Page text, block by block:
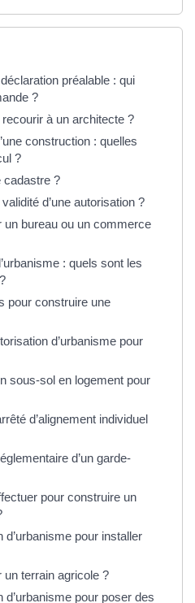
préalable : qui
?
à un architecte ?
construction : quelles
?
cadastre ?
d’une autorisation ?
bureau ou un commerce
: quels sont les
pour construire une
d’urbanisme pour
sous-sol en logement pour
d’alignement individuel
d’un garde-
pour construire un
d’urbanisme pour installer
terrain agricole ?
d’urbanisme pour poser des